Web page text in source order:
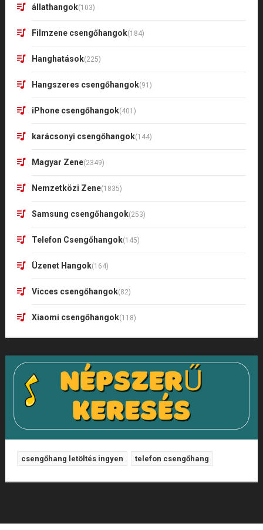
állathangok(103)
Filmzene csengőhangok(184)
Hanghatások(225)
Hangszeres csengőhangok(91)
iPhone csengőhangok(401)
karácsonyi csengőhangok(144)
Magyar Zene(2349)
Nemzetközi Zene(1835)
Samsung csengőhangok(253)
Telefon Csengőhangok(145)
Üzenet Hangok(164)
Vicces csengőhangok(82)
Xiaomi csengőhangok(118)
csengőhang letöltés ingyen telefon csengőhang